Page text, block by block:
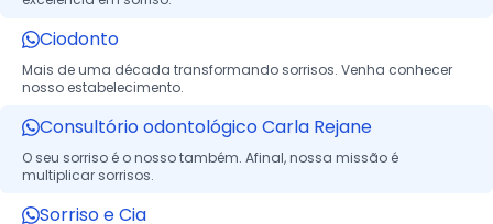
Ciodonto
Mais de uma década transformando sorrisos. Venha conhecer
nosso estabelecimento.
Consultório odontológico Carla Rejane
O seu sorriso é o nosso também. Afinal, nossa missão é
multiplicar sorrisos.
Sorriso e Cia